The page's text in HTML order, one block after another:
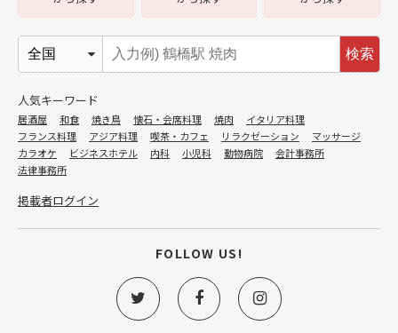
検索
人気キーワード
居酒屋 和食 焼き鳥 懐石・会席料理 焼肉
イタリア料理
フランス料理
アジア料理 喫茶・カフェ リラクゼーション
マッサージ
カラオケ
ビジネスホテル 内科 小児科 動物病院
会計事務所
法律事務所
掲載者ログイン
FOLLOW US!